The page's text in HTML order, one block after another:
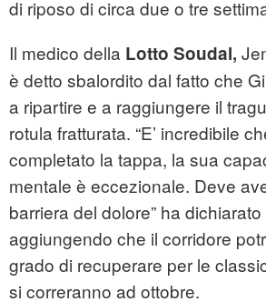
di riposo di circa due o tre
Il medico della Lotto Soudal,
è detto sbalordito dal fatto che
a ripartire e a raggiungere il
rotula fratturata. “E’ incredibile
completato la tappa, la sua
mentale è eccezionale. Deve
barriera del dolore” ha
aggiungendo che il corridore
grado di recuperare per le
si correranno ad ottobre.